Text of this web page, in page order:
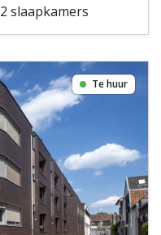
2 slaapkamers
Te huur